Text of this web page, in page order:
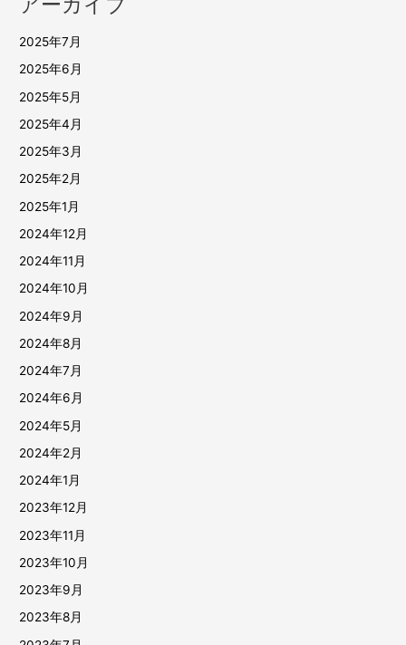
2025年7月
2025年6月
2025年5月
2025年4月
2025年3月
2025年2月
2025年1月
2024年12月
2024年11月
2024年10月
2024年9月
2024年8月
2024年7月
2024年6月
2024年5月
2024年2月
2024年1月
2023年12月
2023年11月
2023年10月
2023年9月
2023年8月